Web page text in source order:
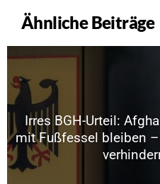
Ähnliche Beiträge
Irres BGH-Urteil:
mit Fußfessel bleiben